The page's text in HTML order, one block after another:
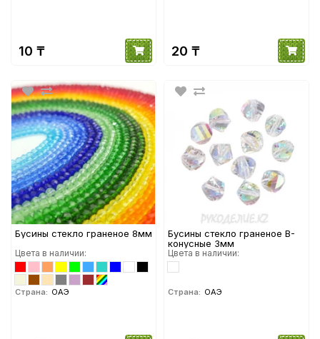
10 ₸ 20 ₸
Бусины стекло граненое 8мм
Цвета в наличии:
Страна: ОАЭ
Бусины стекло граненое B-
конусные 3мм
Цвета в наличии:
Страна: ОАЭ